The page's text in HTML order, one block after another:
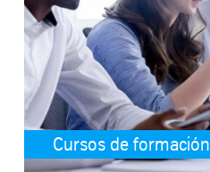
Cursos de formación